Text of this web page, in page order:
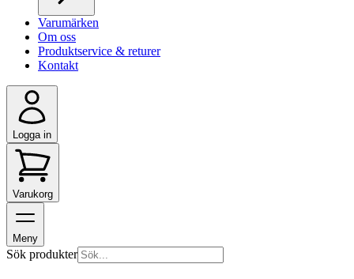
Varumärken
Om oss
Produktservice & returer
Kontakt
Logga in
Varukorg
Meny
Sök produkter